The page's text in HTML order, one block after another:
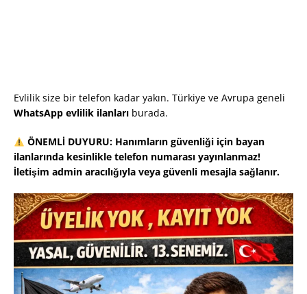
Evlilik size bir telefon kadar yakın. Türkiye ve Avrupa geneli
WhatsApp evlilik ilanları burada.
ÖNEMLİ DUYURU: Hanımların güvenliği için bayan
ilanlarında kesinlikle telefon numarası yayınlanmaz!
İletişim admin aracılığıyla veya güvenli mesajla sağlanır.